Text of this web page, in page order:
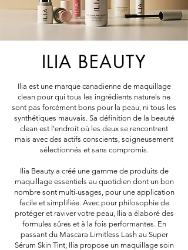
Ilia est une marque canadienne de maquillage
clean pour qui tous les ingrédients naturels ne
sont pas forcément bons pour la peau, ni tous les
synthétiques mauvais. Sa définition de la beauté
clean est l'endroit où les deux se rencontrent
mais avec des actifs conscients, soigneusement
sélectionnés et sans compromis.
Ilia Beauty a créé une gamme de produits de
maquillage essentiels au quotidien dont un bon
nombre sont multi-usages, pour une application
facile et simplifiée. Avec pour philosophie de
protéger et raviver votre peau, Ilia a élaboré des
formules sûres et à la fois performantes. En
passant du Mascara Limitless Lash au Super
Sérum Skin Tint, Ilia propose un maquillage soin
ILIA BEAUTY